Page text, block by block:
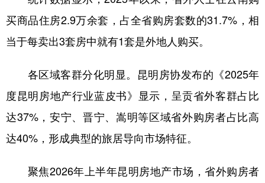
买商品住房2.9万余套，占全省购房套数的31.7%，相
当于每卖出3套房中就有1套是外地人购买。
各区域客群分化明显。昆明房协发布的《2025年
度昆明房地产行业蓝皮书》显示，呈贡省外客群占比
达37%，安宁、晋宁、嵩明等区域省外购房者占比高
达40%，形成典型的旅居导向市场特征。
聚焦2026年上半年昆明房地产市场，省外购房者